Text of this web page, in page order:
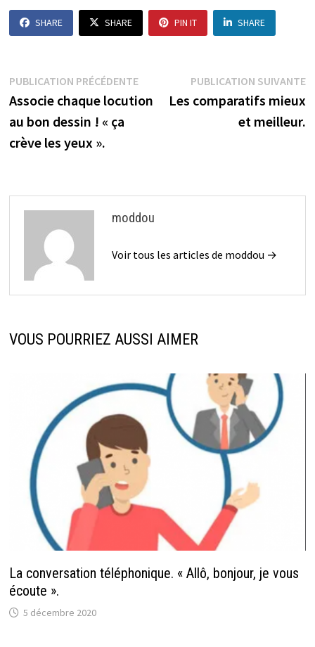
SHARE SHARE PIN IT SHARE
Navigation
de
l’article
PUBLICATION PRÉCÉDENTEPublication
précédente :
Associe chaque locution
au bon dessin ! « ça
crève les yeux ».
PUBLICATION SUIVANTE
Les comparatifs mieux
et meilleur.
moddou
Voir tous les articles de moddou →
VOUS POURRIEZ AUSSI AIMER
La conversation téléphonique. « Allô, bonjour, je vous
écoute ».
5 décembre 2020